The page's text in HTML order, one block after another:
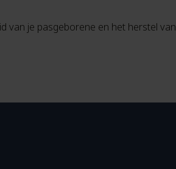
van je pasgeborene en het herstel van